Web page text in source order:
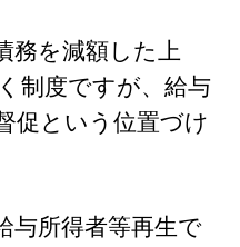
務を減額した上
制度ですが、給与
促という位置づけ
与所得者等再生で